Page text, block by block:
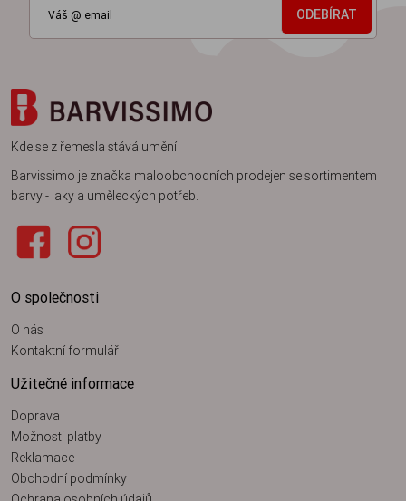
ODEBÍRAT
Kde se z řemesla stává umění
Barvissimo je značka maloobchodních prodejen se sortimentem
barvy - laky a uměleckých potřeb.
O společnosti
O nás
Kontaktní formulář
Užitečné informace
Doprava
Možnosti platby
Reklamace
Obchodní podmínky